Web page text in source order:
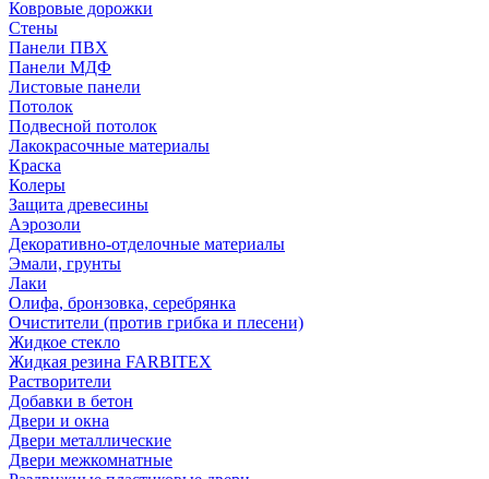
Ковровые дорожки
Стены
Панели ПВХ
Панели МДФ
Листовые панели
Потолок
Подвесной потолок
Лакокрасочные материалы
Краска
Колеры
Защита древесины
Аэрозоли
Декоративно-отделочные материалы
Эмали, грунты
Лаки
Олифа, бронзовка, серебрянка
Очистители (против грибка и плесени)
Жидкое стекло
Жидкая резина FARBITEX
Растворители
Добавки в бетон
Двери и окна
Двери металлические
Двери межкомнатные